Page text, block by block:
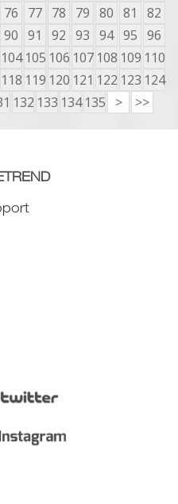
76 77 78 79 80 81
82
90 91 92 93 94 95 96
104 105 106 107 108 109 110
118 119 120 121 122 123 124
132 133 134 135 > >>